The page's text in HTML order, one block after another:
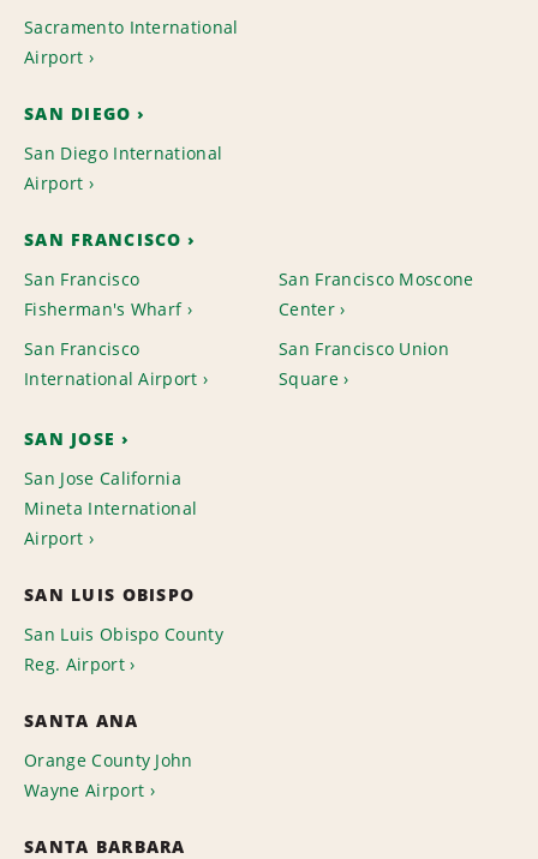
Sacramento International
Airport
SAN DIEGO
San Diego International
Airport
SAN FRANCISCO
San Francisco
Fisherman's Wharf
San Francisco
International Airport
San Francisco Moscone
Center
San Francisco Union
Square
SAN JOSE
San Jose California
Mineta International
Airport
SAN LUIS OBISPO
San Luis Obispo County
Reg. Airport
SANTA ANA
Orange County John
Wayne Airport
SANTA BARBARA